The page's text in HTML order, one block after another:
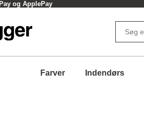
og ApplePay
Farver Indendørs